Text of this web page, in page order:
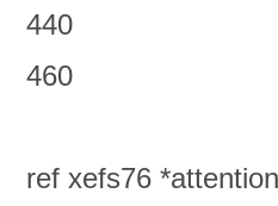
440
460
ref xefs76